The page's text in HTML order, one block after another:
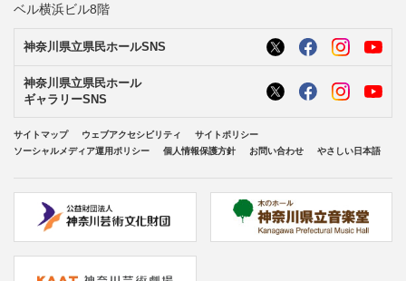
ベル横浜ビル8階
神奈川県立県民ホールSNS
神奈川県立県民ホール
ギャラリーSNS
サイトマップ ウェブアクセシビリティ
サイトポリシー
ソーシャルメディア運用ポリシー
個人情報保護方針 お問い合わせ やさしい日本語